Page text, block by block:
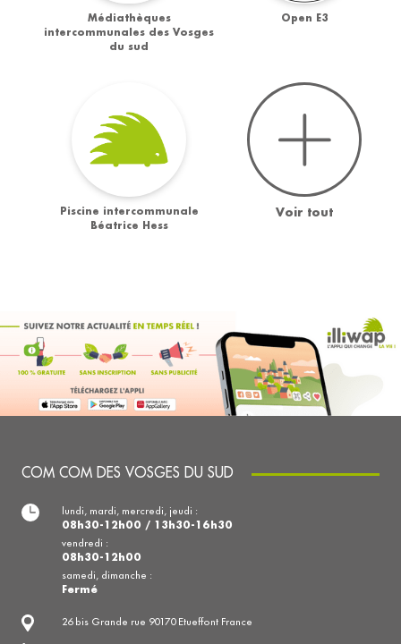
Médiathèques
intercommunales des Vosges
du sud
Open E3
Piscine intercommunale
Béatrice Hess
Voir tout
COM COM DES VOSGES DU SUD
26 bis Grande rue 90170 Etueffont France
lundi, mardi, mercredi, jeudi :
08h30-12h00 / 13h30-16h30
vendredi :
08h30-12h00
samedi, dimanche :
Fermé